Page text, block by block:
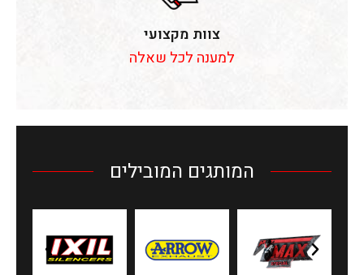
צוות מקצועי
למענה לכל שאלה
המותגים המובילים